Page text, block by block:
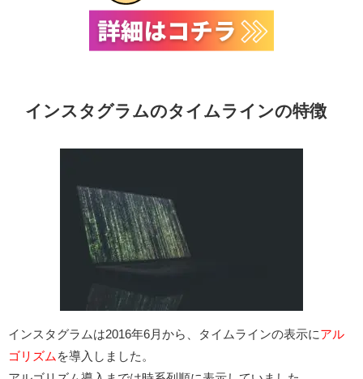
インスタグラムのタイムラインの特徴
インスタグラムは2016年6月から、タイムラインの表示に アル
ゴリズム を導入しました。